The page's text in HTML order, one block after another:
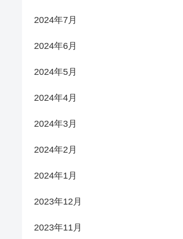
2024年7月
2024年6月
2024年5月
2024年4月
2024年3月
2024年2月
2024年1月
2023年12月
2023年11月